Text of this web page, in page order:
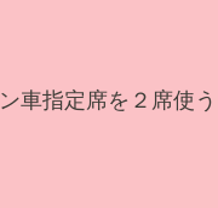
車指定席を２席使う